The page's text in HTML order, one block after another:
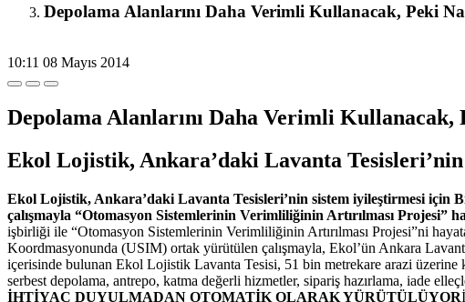
Depolama Alanlarını Daha Verimli Kullanacak, Peki
10:11 08 Mayıs 2014
Depolama Alanlarını Daha Verimli Kullanacak,
Ekol Lojistik, Ankara’daki Lavanta
Ekol Lojistik, Ankara’daki Lavanta Tesisleri’nin sistem iyileştirmesi için
çalışmayla “Otomasyon Sistemlerinin Verimliliğinin Artırılması Projesi”
işbirliği ile “Otomasyon Sistemlerinin Verimliliğinin Artırılması Projesi”ni
Koordmasyonunda (USIM) ortak yürütülen çalışmayla, Ekol’ün Ankara
içerisinde bulunan Ekol Lojistik Lavanta Tesisi, 51 bin metrekare arazi üzerine
serbest depolama, antrepo, katma değerli hizmetler, sipariş hazırlama, iade
İHTİYAÇ DUYULMADAN OTOMATİK OLARAK YÜRÜTÜLÜYOR